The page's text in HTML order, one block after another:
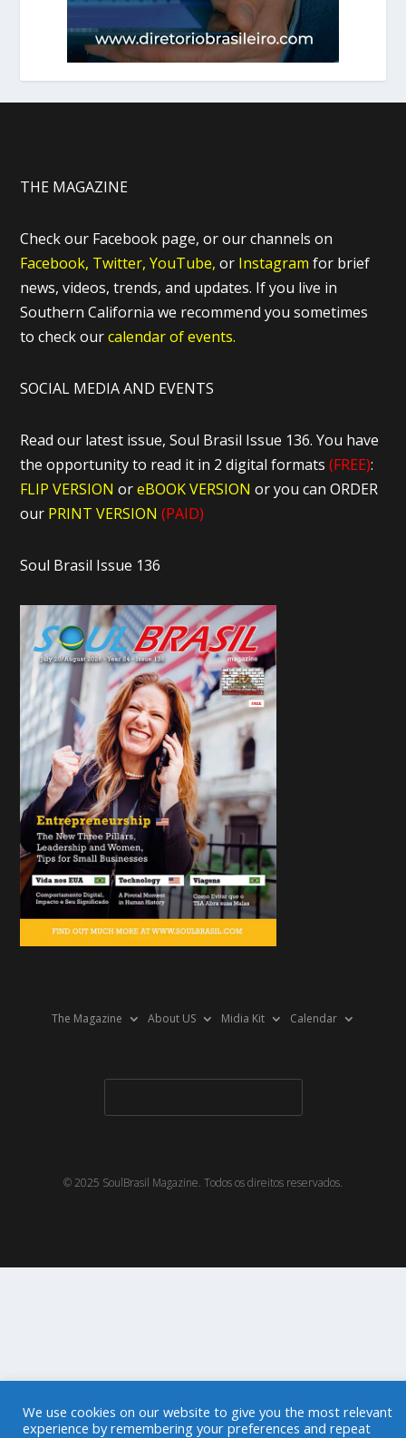
THE MAGAZINE
Check our Facebook page, or our channels on
Facebook, Twitter, YouTube, or Instagram for brief
news, videos, trends, and updates. If you live in
Southern California we recommend you sometimes
to check ourcalendar of events.
SOCIAL MEDIA AND EVENTS
Read our latest issue, Soul Brasil Issue 136. You have
the opportunity to read it in 2 digital formats(FREE):
FLIP VERSION oreBOOK VERSIONor you can ORDER
our PRINT VERSION (PAID)
Soul Brasil Issue 136
The Magazine About US Midia Kit Calendar
© 2025 SoulBrasil Magazine. Todos os direitos reservados.
We use cookies on our website to give you the most relevant
experience by remembering your preferences and repeat